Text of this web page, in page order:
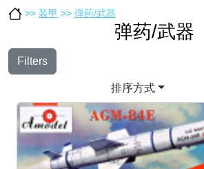
>> 装甲 >> 弹药/武器
弹药/武器
Filters
排序方式